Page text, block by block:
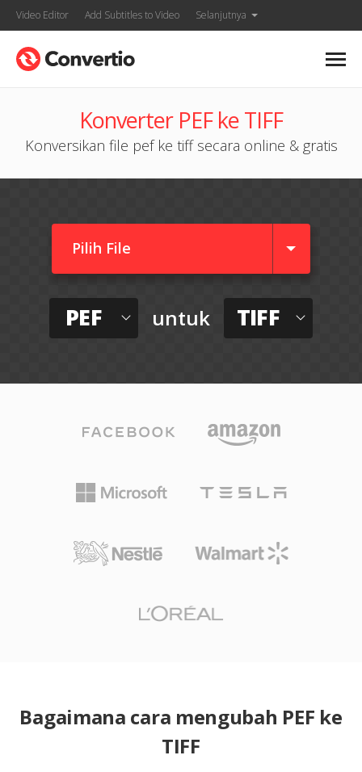
Video Editor Add Subtitles to Video Selanjutnya
Konverter PEF ke TIFF
Konversikan file pef ke tiff secara online & gratis
Pilih File
PEF untuk TIFF
Bagaimana cara mengubah PEF ke
TIFF